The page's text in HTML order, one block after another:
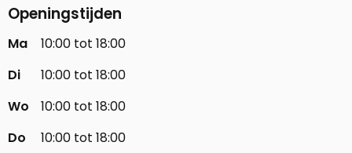
Openingstijden
Ma
10:00 tot 18:00
Di
10:00 tot 18:00
Wo
10:00 tot 18:00
Do
10:00 tot 18:00